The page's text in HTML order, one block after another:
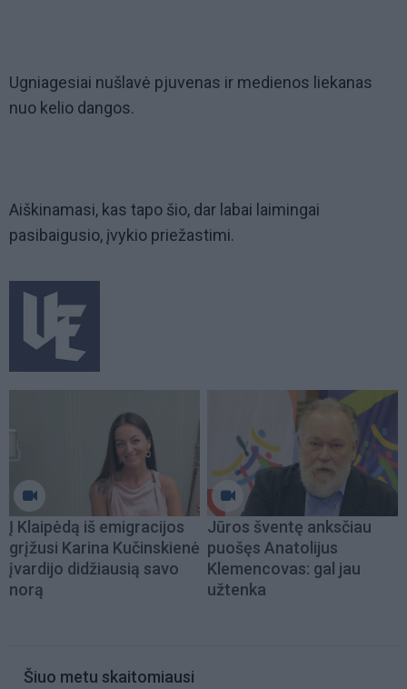
Ugniagesiai nušlavė pjuvenas ir medienos liekanas
nuo kelio dangos.
Aiškinamasi, kas tapo šio, dar labai laimingai
pasibaigusio, įvykio priežastimi.
Į Klaipėdą iš emigracijos
grįžusi Karina Kučinskienė
įvardijo didžiausią savo
norą
Jūros šventę anksčiau
puošęs Anatolijus
Klemencovas: gal jau
užtenka
Šiuo metu skaitomiausi